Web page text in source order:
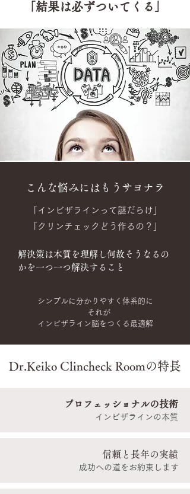
「結果は必ずついてくる」
こんな悩みにはもうサヨナラ
「インビザラインって謎だらけ」
「クリンチェックどう作るの？」
解決策は本質を理解し何故そうなるの
かを一つ一つ解決すること
シンプルに分かりやすく体系的に
それが
インビザライン脳をつくる最適解
Dr.Keiko Clincheck Roomの特長
プロフェッショナルの技術
​インビザラインの本質​
​信頼と長年の実績
成功への道をお約束します